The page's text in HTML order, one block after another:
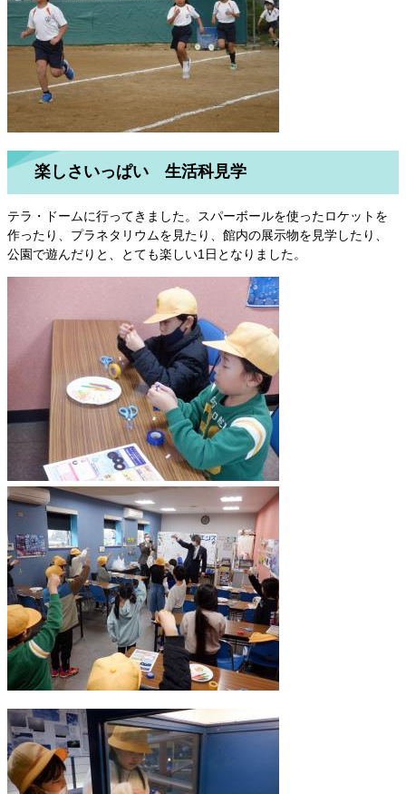
楽しさいっぱい 生活科見学
テラ・ドームに行ってきました。スパーボールを使ったロケットを
作ったり、プラネタリウムを見たり、館内の展示物を見学したり、
公園で遊んだりと、とても楽しい1日となりました。